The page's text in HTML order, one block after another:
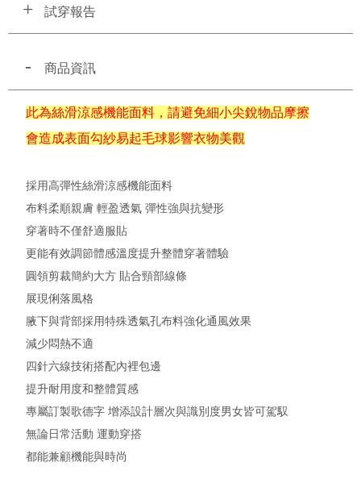
試穿報告
商品資訊
此為絲滑涼感機能面料，請避免細小尖銳物品摩擦
會造成表面勾紗易起毛球影響衣物美觀
採用高彈性絲滑涼感機能面料
布料柔順親膚 輕盈透氣 彈性強與抗變形
穿著時不僅舒適服貼
更能有效調節體感溫度提升整體穿著體驗
圓領剪裁簡約大方 貼合頸部線條
展現俐落風格
腋下與背部採用特殊透氣孔布料強化通風效果
減少悶熱不適
四針六線技術搭配內裡包邊
提升耐用度和整體質感
專屬訂製歌德字 增添設計層次與識別度男女皆可駕馭
無論日常活動 運動穿搭
都能兼顧機能與時尚